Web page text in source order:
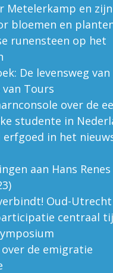
Metelerkamp en zijn
bloemen en
runensteen op het
De levensweg van
Tours
over de
studente in
erfgoed in het
aan Hans Renes
Oud-
centraal
de emigratie